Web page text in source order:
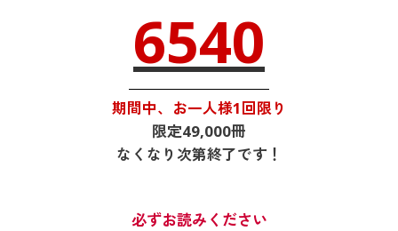
6540
期間中、お一人様1回限り
限定49,000冊
なくなり次第終了です！
必ずお読みください